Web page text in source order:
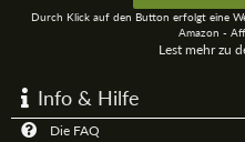
Durch Klick auf den Button erfolgt eine
Amazon -
Lest mehr zu
Info & Hilfe
Die FAQ